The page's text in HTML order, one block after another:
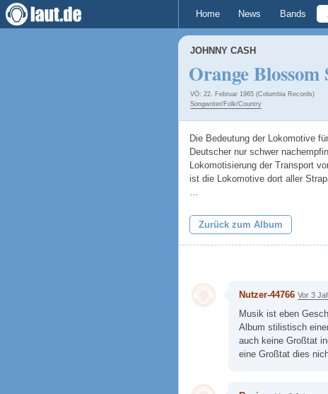
Home News Bands
JOHNNY CASH
Orange Blossom
VÖ: 22. Februar 1965 (Columbia Records)
Songwriter/Folk/Country
Die Bedeutung der Lokomotive
Deutscher nur schwer
Lokomotisierung der Transport
ist die Lokomotive dort aller
…
Zurück zum Album
Nutzer-44766 Vor 3
Musik ist eben
Album stilistisch
auch keine Großtat
eine Großtat dies